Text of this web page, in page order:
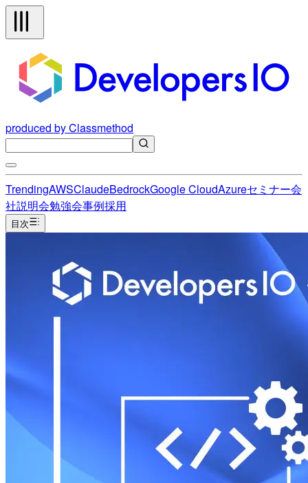
produced by Classmethod
TrendingAWSClaudeBedrockGoogle CloudAzureセミナー会
社説明会勉強会事例採用
目次